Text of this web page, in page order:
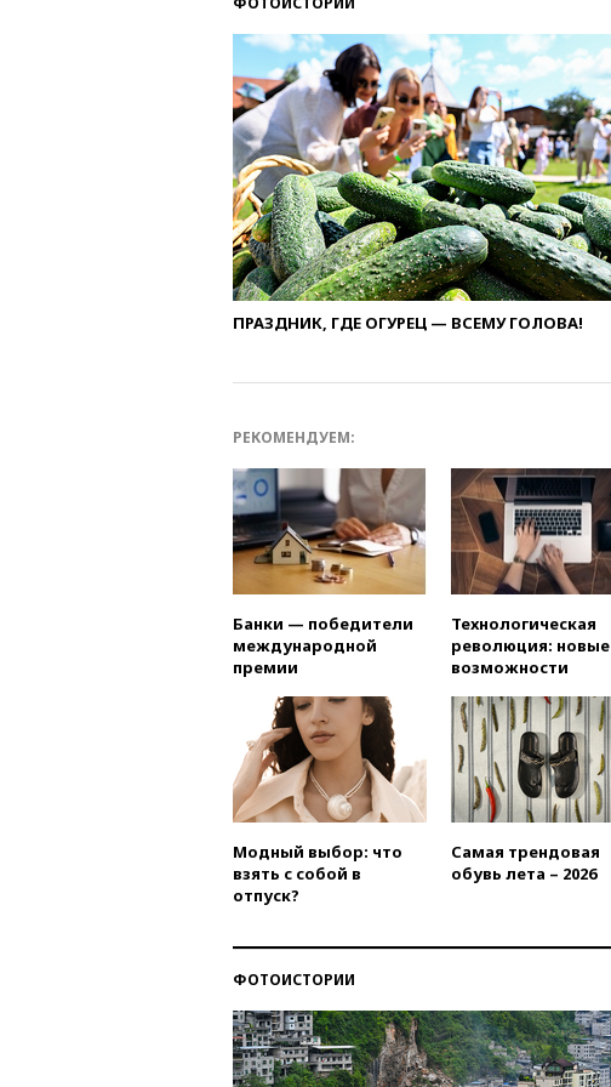
ПРАЗДНИК, ГДЕ ОГУРЕЦ — ВСЕМУ ГОЛОВА!
РЕКОМЕНДУЕМ:
Банки — победители
международной
премии
Технологическая
революция: новые
возможности
Модный выбор: что
взять с собой в
отпуск?
Самая трендовая
обувь лета – 2026
ФОТОИСТОРИИ